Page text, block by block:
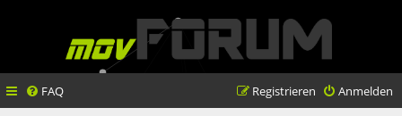
FAQ Anmelden
Registrieren